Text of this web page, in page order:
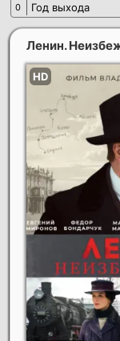
0 Год выхода
Ленин.